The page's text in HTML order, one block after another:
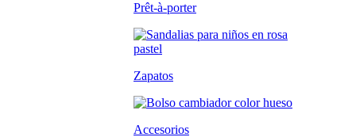
Prêt-à-porter
Zapatos
Accesorios